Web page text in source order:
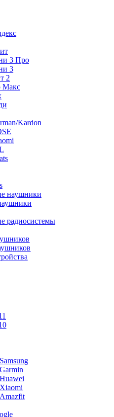
3 Про
3
2
Макс
Kardon
наушники
радиосистемы